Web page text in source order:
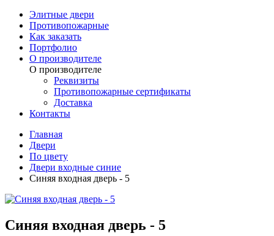
Элитные двери
Противопожарные
Как заказать
Портфолио
О производителе
О производителе
Реквизиты
Противопожарные сертификаты
Доставка
Контакты
Главная
Двери
По цвету
Двери входные синие
Синяя входная дверь - 5
Синяя входная дверь - 5